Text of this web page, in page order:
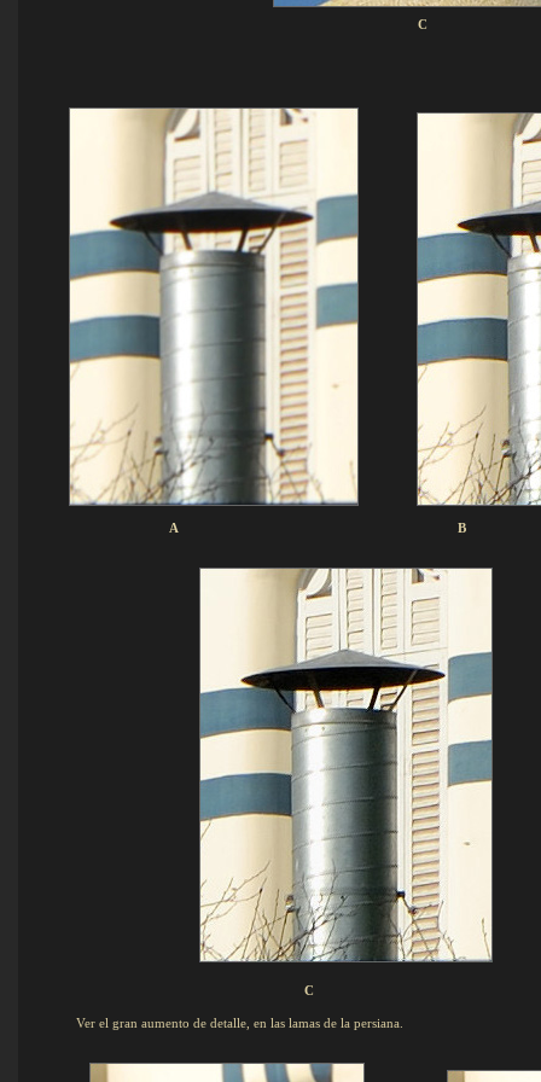
C
A B
C
Ver el gran aumento de detalle, en las lamas de la persiana.